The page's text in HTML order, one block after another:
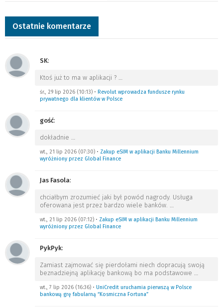
Ostatnie komentarze
SK:
Ktoś już to ma w aplikacji ?
śr., 29 lip 2026 (10:13) • Revolut wprowadza fundusze rynku
prywatnego dla klientów w Polsce
gość:
dokładnie
wt., 21 lip 2026 (07:30) • Zakup eSIM w aplikacji Banku Millennium
wyróżniony przez Global Finance
Jas Fasola:
chciałbym zrozumieć jaki był powód nagrody. Usługa
oferowana jest przez bardzo wiele banków.
wt., 21 lip 2026 (07:12) • Zakup eSIM w aplikacji Banku Millennium
wyróżniony przez Global Finance
PykPyk:
Zamiast zajmować się pierdołami niech dopracują swoją
beznadziejną aplikację bankową bo ma podstawowe
wt., 7 lip 2026 (16:36) • UniCredit uruchamia pierwszą w Polsce
bankową grę fabularną “Kosmiczna Fortuna”